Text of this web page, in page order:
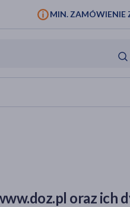
MIN. ZAMÓWIENIE
oraz ich